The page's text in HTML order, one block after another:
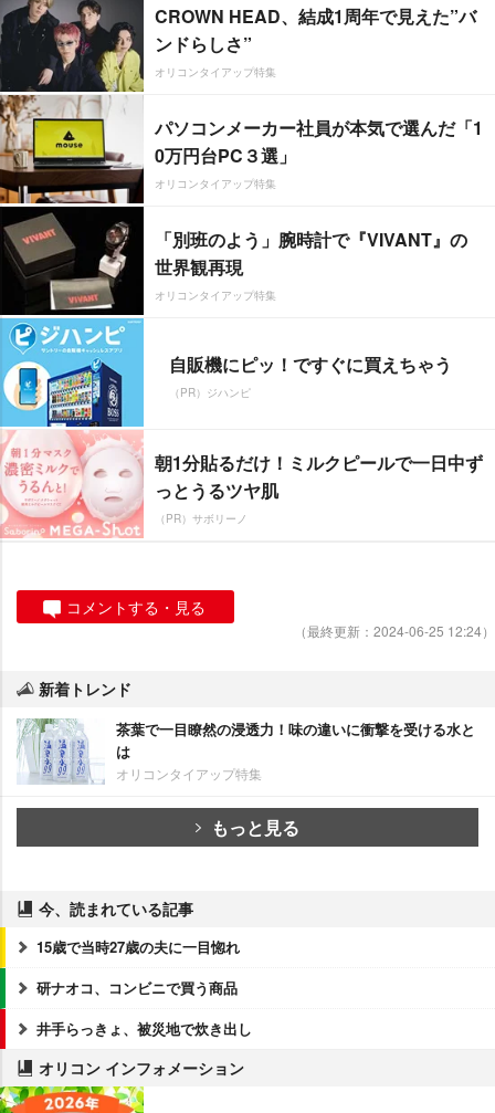
CROWN HEAD、結成1周年で見えた”バ
ンドらしさ”
オリコンタイアップ特集
パソコンメーカー社員が本気で選んだ「1
0万円台PC３選」
オリコンタイアップ特集
「別班のよう」腕時計で『VIVANT』の
世界観再現
オリコンタイアップ特集
自販機にピッ！ですぐに買えちゃう
（PR）ジハンピ
朝1分貼るだけ！ミルクピールで一日中ず
っとうるツヤ肌
（PR）サボリーノ
コメントする・見る
（最終更新：2024-06-25 12:24）
新着トレンド
茶葉で一目瞭然の浸透力！味の違いに衝撃を受ける水と
は
オリコンタイアップ特集
もっと見る
今、読まれている記事
15歳で当時27歳の夫に一目惚れ
研ナオコ、コンビニで買う商品
井手らっきょ、被災地で炊き出し
オリコン インフォメーション